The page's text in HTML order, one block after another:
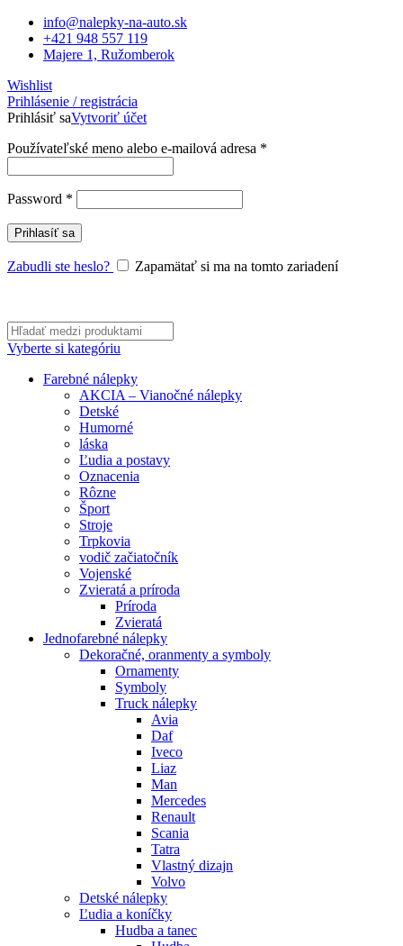
info@nalepky-na-auto.sk
+421 948 557 119
Majere 1, Ružomberok
Wishlist
Prihlásenie / registrácia
Prihlásiť saVytvoriť účet
Používateľské meno alebo e-mailová adresa *
Password *
Prihlasíť sa
Zabudli ste heslo? Zapamätať si ma na tomto zariadení
Vyberte si kategóriu
Farebné nálepky
AKCIA – Vianočné nálepky
Detské
Humorné
láska
Ľudia a postavy
Oznacenia
Rôzne
Šport
Stroje
Trpkovia
vodič začiatočník
Vojenské
Zvieratá a príroda
Príroda
Zvieratá
Jednofarebné nálepky
Dekoračné, oranmenty a symboly
Ornamenty
Symboly
Truck nálepky
Avia
Daf
Iveco
Liaz
Man
Mercedes
Renault
Scania
Tatra
Vlastný dizajn
Volvo
Detské nálepky
Ľudia a koníčky
Hudba a tanec